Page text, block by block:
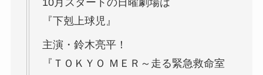
『下剋上球児』
主演・鈴木亮平！
『ＴＯＫＹＯ ＭＥＲ～走る緊急救命室